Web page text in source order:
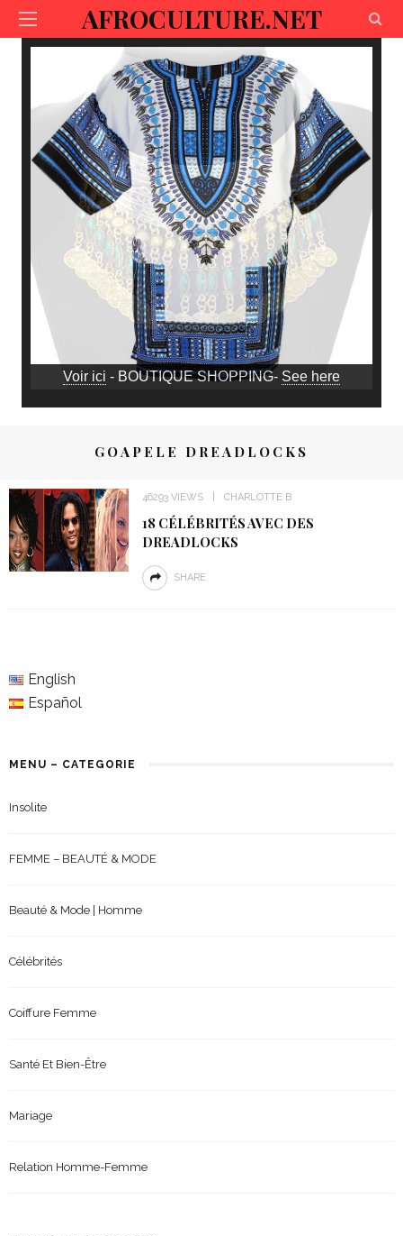
AFROCULTURE.NET
Voir ici - BOUTIQUE SHOPPING- See here
GOAPELE DREADLOCKS
46293 VIEWS CHARLOTTE B
18 CÉLÉBRITÉS AVEC DES
DREADLOCKS
SHARE
English
Español
MENU – CATEGORIE
Insolite
FEMME – BEAUTÉ & MODE
Beauté & Mode | Homme
Célébrités
Coiffure Femme
Santé Et Bien-Être
Mariage
Relation Homme-Femme